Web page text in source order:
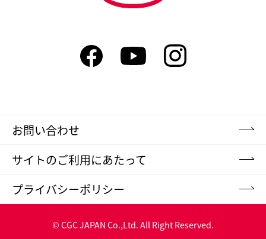
お問い合わせ
サイトのご利用にあたって
プライバシーポリシー
© CGC JAPAN Co.,Ltd. All Right Reserved.